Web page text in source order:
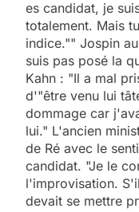
es candidat, je
totalement. Mais
indice."" Jospin
suis pas posé la
Kahn : "Il a mal
d'"être venu lui
dommage car
lui." L'ancien
de Ré avec le
candidat. "Je le
l'improvisation.
devait se mettre